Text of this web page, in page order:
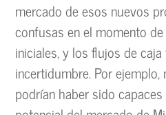
mercado de esos nuevos
confusas en el momento
iniciales, y los flujos de
incertidumbre. Por
podrían haber sido